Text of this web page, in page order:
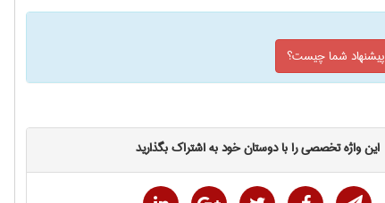
پیشنهاد شما چیست؟
این واژه تخصصی را با دوستان خود به اشتراک بگذارید